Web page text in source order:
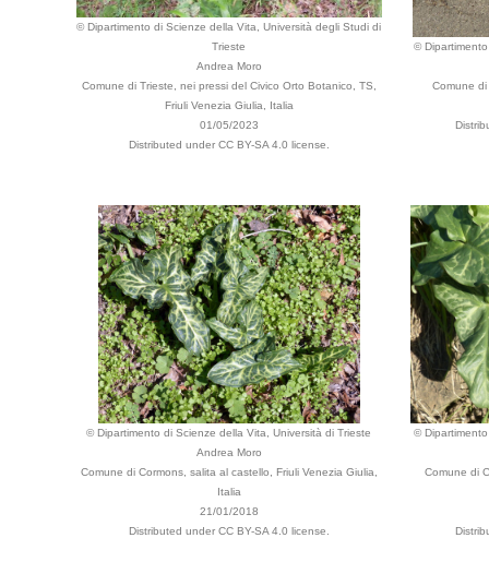
© Dipartimento di Scienze della Vita, Università degli Studi di
Trieste
Andrea Moro
Comune di Trieste, nei pressi del Civico Orto Botanico, TS,
Friuli Venezia Giulia, Italia
01/05/2023
Distributed under CC BY-SA 4.0 license.
©
Comune
© Dipartimento di Scienze della Vita, Università di Trieste
Andrea Moro
Comune di Cormons, salita al castello, Friuli Venezia Giulia,
Italia
21/01/2018
Distributed under CC BY-SA 4.0 license.
©
Comune di